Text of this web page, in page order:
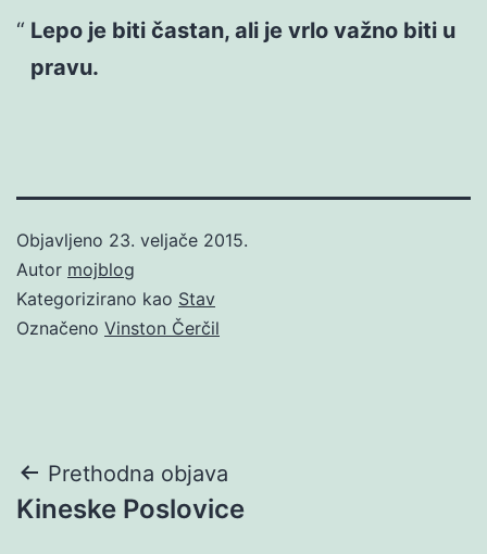
Lepo je biti častan, ali je vrlo važno biti u
pravu.
Objavljeno 23. veljače 2015.
Autor mojblog
Kategorizirano kao Stav
Označeno Vinston Čerčil
Navigacija
objava
Prethodna objava
Kineske Poslovice